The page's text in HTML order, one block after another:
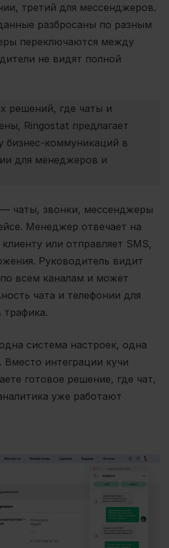
третий для мессенджеров.
разбросаны по разным
переключаются между
не видят полной
решений, где чаты и
Ringostat предлагает
бизнес-коммуникаций в
для менеджеров и
чаты, звонки, мессенджеры
Менеджер отвечает на
или отправляет SMS,
Руководитель видит
всем каналам и может
чата и телефонии для
трафика.
система настроек, одна
интеграции кучи
готовое решение, где чат,
уже работают